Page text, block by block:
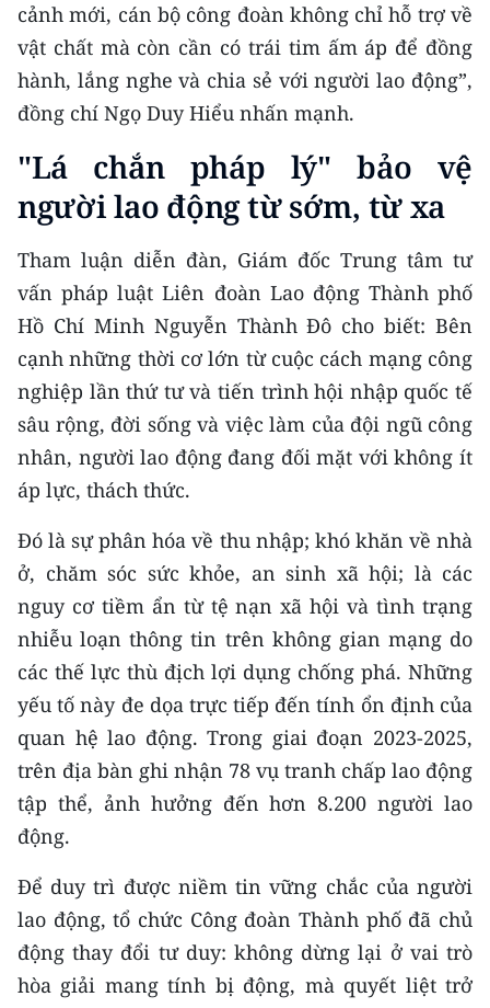
TIN MỚI
TIN ĐỊA PHƯƠNG
Trung du và miền núi phía Bắc
Đồng bằng sông Hồng
Bắc Trung Bộ
Duyên hải Nam Trung Bộ và Tây
Nguyên
Đông Nam Bộ
Đồng bằng sông Cửu Long
Chuyên trang Hà Nội
CHUYÊN ĐỀ
CÁC CHUYÊN TRANG
VỀ BÁO NHÂN DÂN
THỜI NAY
NHÂN DÂN CUỐI TUẦN
NHÂN DÂN HẰNG THÁNG
MUA BÁO
ĐỌC BÁO IN
cảnh mới, cán bộ công đoàn không chỉ hỗ trợ về
vật chất mà còn cần có trái tim ấm áp để đồng
hành, lắng nghe và chia sẻ với người lao động”,
đồng chí Ngọ Duy Hiểu nhấn mạnh.
"Lá chắn pháp lý" bảo vệ
người lao động từ sớm, từ xa
Tham luận diễn đàn, Giám đốc Trung tâm tư
vấn pháp luật Liên đoàn Lao động Thành phố
Hồ Chí Minh Nguyễn Thành Đô cho biết: Bên
cạnh những thời cơ lớn từ cuộc cách mạng công
nghiệp lần thứ tư và tiến trình hội nhập quốc tế
sâu rộng, đời sống và việc làm của đội ngũ công
nhân, người lao động đang đối mặt với không ít
áp lực, thách thức.
Đó là sự phân hóa về thu nhập; khó khăn về nhà
ở, chăm sóc sức khỏe, an sinh xã hội; là các
nguy cơ tiềm ẩn từ tệ nạn xã hội và tình trạng
nhiễu loạn thông tin trên không gian mạng do
các thế lực thù địch lợi dụng chống phá. Những
yếu tố này đe dọa trực tiếp đến tính ổn định của
quan hệ lao động. Trong giai đoạn 2023-2025,
trên địa bàn ghi nhận 78 vụ tranh chấp lao động
tập thể, ảnh hưởng đến hơn 8.200 người lao
động.
Để duy trì được niềm tin vững chắc của người
lao động, tổ chức Công đoàn Thành phố đã chủ
động thay đổi tư duy: không dừng lại ở vai trò
hòa giải mang tính bị động, mà quyết liệt trở